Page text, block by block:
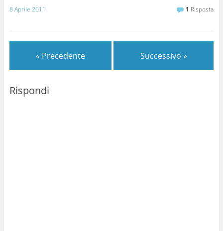
Trevisiol guardo per terra
all'ingresso e trovo solo
8 Aprile 2011 1 Risposta
« Precedente Successivo »
Rispondi